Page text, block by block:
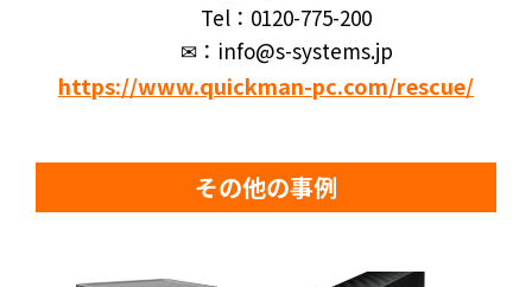
Tel：0120-775-200
✉：info@s-systems.jp
https://www.quickman-pc.com/rescue/
その他の事例